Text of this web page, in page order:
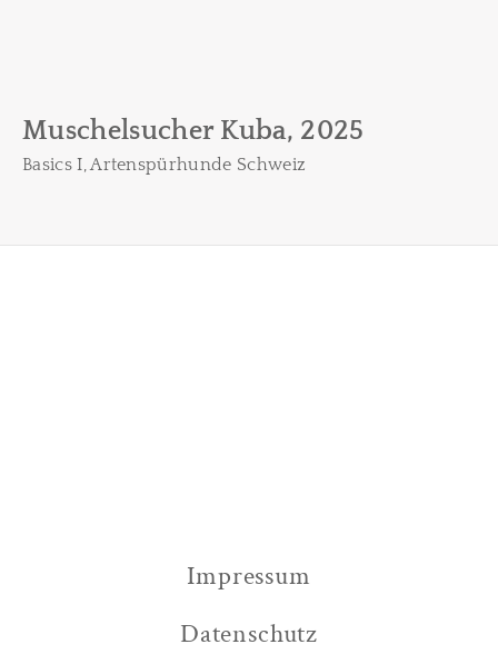
Muschelsucher Kuba, 2025
Basics I, Artenspürhunde Schweiz
Impressum
Datenschutz